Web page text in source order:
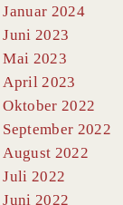
Januar 2024
Juni 2023
Mai 2023
April 2023
Oktober 2022
September 2022
August 2022
Juli 2022
Juni 2022